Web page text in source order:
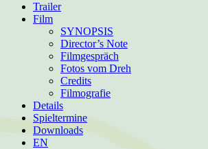
Trailer
Film
SYNOPSIS
Director’s Note
Filmgespräch
Fotos vom Dreh
Credits
Filmografie
Details
Spieltermine
Downloads
EN